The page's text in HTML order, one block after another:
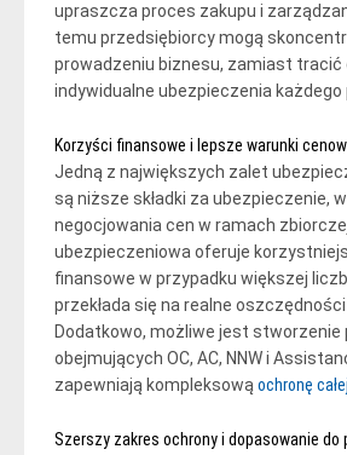
upraszcza proces zakupu i
temu przedsiębiorcy mogą
prowadzeniu biznesu, zamiast tracić
indywidualne ubezpieczenia każdego
Korzyści finansowe i lepsze warunki
Jedną z największych zalet
są niższe składki za ubezpieczenie,
negocjowania cen w ramach
ubezpieczeniowa oferuje
finansowe w przypadku większej
przekłada się na realne oszczędności
Dodatkowo, możliwe jest stworzenie
obejmujących OC, AC, NNW i
zapewniają kompleksową ochronę
Szerszy zakres ochrony i dopasowanie do